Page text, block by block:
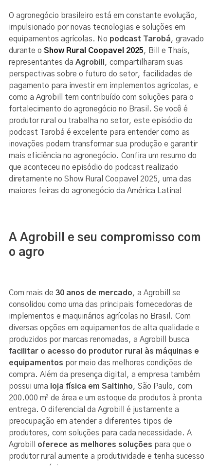
O agronegócio brasileiro está em constante evolução,
impulsionado por novas tecnologias e soluções em
equipamentos agrícolas. No podcast Tarobá, gravado
durante o Show Rural Coopavel 2025, Bill e Thaís,
representantes da Agrobill
, compartilharam suas
perspectivas sobre o futuro do setor, facilidades de
pagamento para investir em implementos agrícolas, e
como a Agrobill tem contribuído com soluções para o
fortalecimento do agronegócio no Brasil. Se você é
produtor rural ou trabalha no setor, este episódio do
podcast Tarobá é excelente para entender como as
inovações podem transformar sua produção e garantir
mais eficiência no agronegócio. Confira um resumo do
que aconteceu no episódio do podcast realizado
diretamente no Show Rural Coopavel 2025, uma das
maiores feiras do agronegócio da América Latina!
A Agrobill e seu compromisso com
o agro
Com mais de 30 anos de mercado, a Agrobill se
consolidou como uma das principais fornecedoras de
implementos e maquinários agrícolas no Brasil. Com
diversas opções em equipamentos de alta qualidade e
produzidos por marcas renomadas, a Agrobill busca
facilitar o acesso do produtor rural às máquinas e
equipamentos por meio das melhores condições de
compra. Além da presença digital, a empresa também
possui uma
loja física em Saltinho, São Paulo, com
200.000 m² de área e um estoque de produtos à pronta
entrega. O diferencial da Agrobill é justamente a
preocupação em atender a diferentes tipos de
produtores, com soluções para cada necessidade. A
Agrobill oferece as melhores soluções para que o
produtor rural aumente a produtividade e tenha sucesso